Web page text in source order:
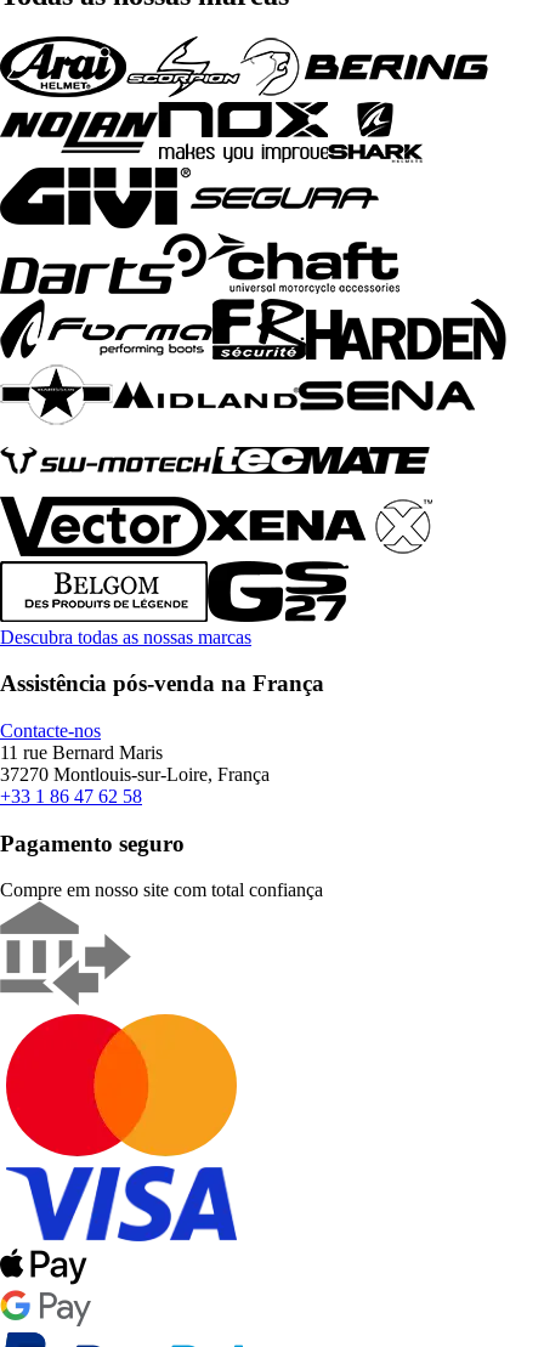
Descubra todas as nossas marcas
Assistência pós-venda na França
Contacte-nos
11 rue Bernard Maris
37270 Montlouis-sur-Loire, França
+33 1 86 47 62 58
Pagamento seguro
Compre em nosso site com total confiança